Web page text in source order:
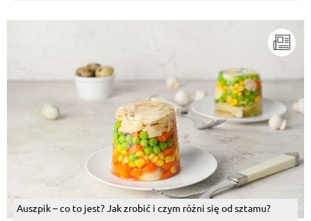
Auszpik – co to jest? Jak zrobić i czym różni się od sztamu?